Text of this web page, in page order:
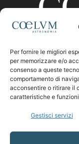
Per fornire le migliori
per memorizzare e/o
consenso a queste
comportamento di
acconsentire o ritirare il
caratteristiche e
Gestisci servizi